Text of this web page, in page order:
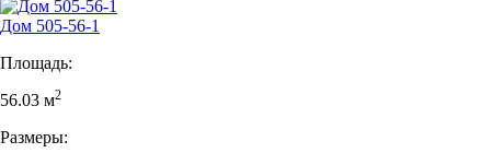
Дом 505-56-1
Площадь:
56.03 м2
Размеры: